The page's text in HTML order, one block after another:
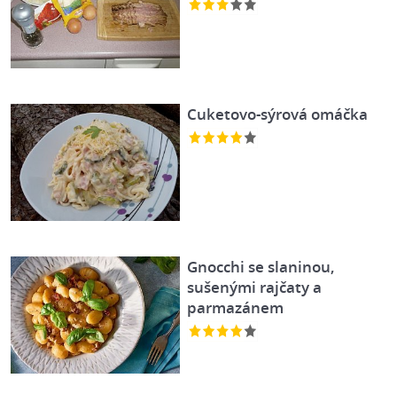
Cuketovo-sýrová omáčka
Gnocchi se slaninou,
sušenými rajčaty a
parmazánem